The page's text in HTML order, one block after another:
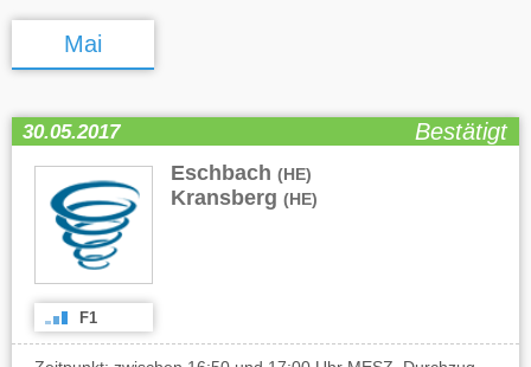
Mai
30.05.2017 Bestätigt
Eschbach (HE)
Kransberg (HE)
F1